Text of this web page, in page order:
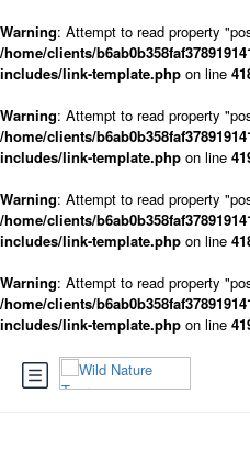
Warning: Attempt to read property
/home/clients/
includes/link-template.php on line
Warning: Attempt to read property
/home/clients/
includes/link-template.php on line
Warning: Attempt to read property
/home/clients/
includes/link-template.php on line
Warning: Attempt to read property
/home/clients/
includes/link-template.php on line